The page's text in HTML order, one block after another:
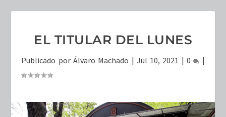
EL TITULAR DEL LUNES
Publicado por Álvaro Machado | Jul 10, 2021 |0 |